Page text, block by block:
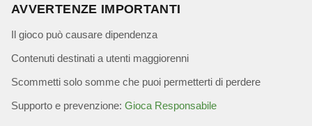
AVVERTENZE IMPORTANTI
Il gioco può causare dipendenza
Contenuti destinati a utenti maggiorenni
Scommetti solo somme che puoi permetterti di perdere
Supporto e prevenzione: Gioca Responsabile